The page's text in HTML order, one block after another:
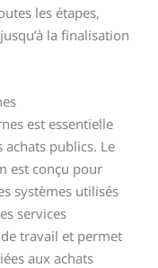
les étapes,
la finalisation
est essentielle
publics. Le
est conçu pour
systèmes utilisés
services
travail et permet
aux achats